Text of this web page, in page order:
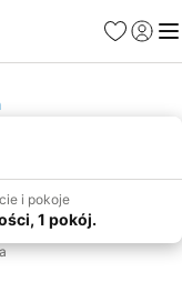
Ulubione
i pokoje
1 pokój.